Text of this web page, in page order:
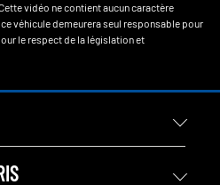
vidéo ne contient aucun caractère
véhicule demeurera seul responsable pour
le respect de la législation et